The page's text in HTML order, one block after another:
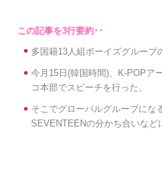
多国籍13人組ボーイズグループ
今月15日(韓国時間)、K-POPア
コ本部でスピーチを行った。
そこでグローバルグループにな
SEVENTEENの分かち合いなど